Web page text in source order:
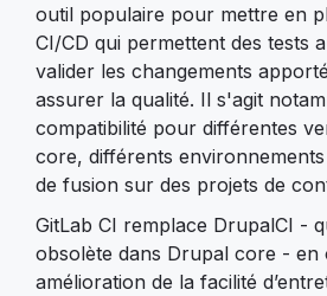
outil populaire pour mettre en
CI/CD qui permettent des tests
valider les changements
assurer la qualité. Il s'agit
compatibilité pour différentes
core, différents environnements
de fusion sur des projets de
GitLab CI remplace DrupalCI -
obsolète dans Drupal core - en
amélioration de la facilité